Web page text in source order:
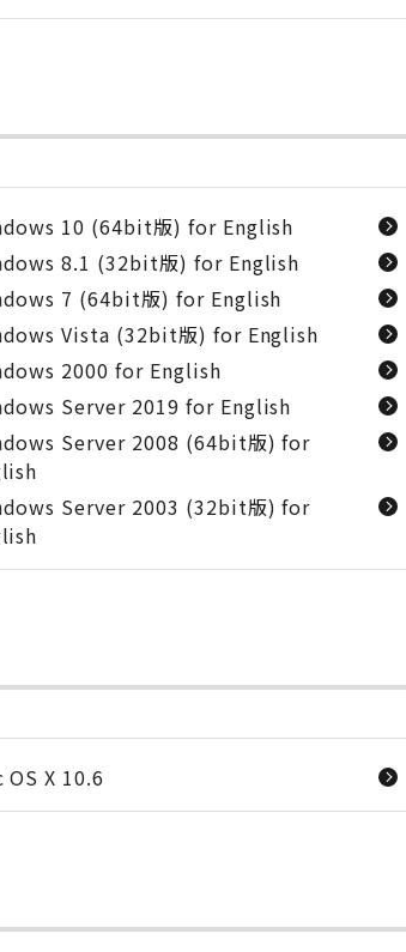
10 (64bit版) for English
8.1 (32bit版) for English
7 (64bit版) for English
Vista (32bit版) for English
2000 for English
Server 2019 for English
Server 2008 (64bit版) for
Server 2003 (32bit版) for
OS X 10.6